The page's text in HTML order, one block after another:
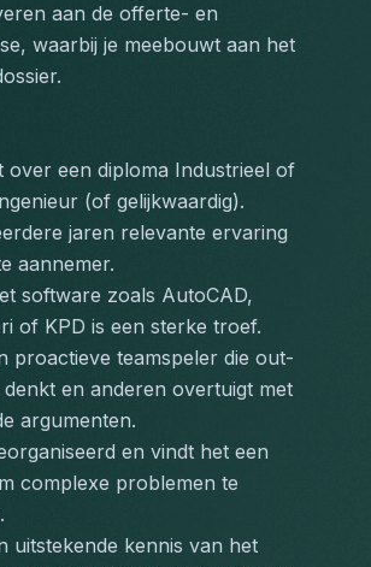
aan de offerte- en
waarbij je meebouwt aan het
over een diploma Industrieel of
(of gelijkwaardig).
jaren relevante ervaring
aannemer.
software zoals AutoCAD,
of KPD is een sterke troef.
proactieve teamspeler die out-
en anderen overtuigt met
argumenten.
en vindt het een
complexe problemen te
uitstekende kennis van het